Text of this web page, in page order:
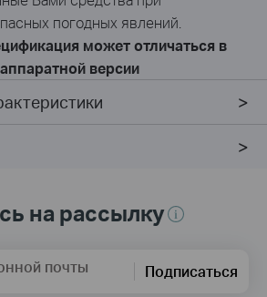
погодных явлений.
может отличаться в
версии
на рассылку
почты Подписаться